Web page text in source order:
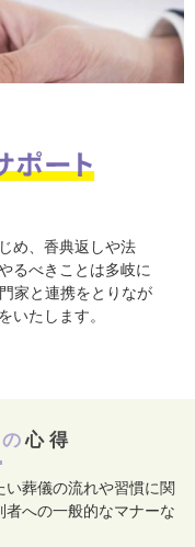
め、香典返しや法
るべきことは多岐に
家と連携をとりなが
いたします。
心得
葬儀の流れや習慣に関
者への一般的なマナーな